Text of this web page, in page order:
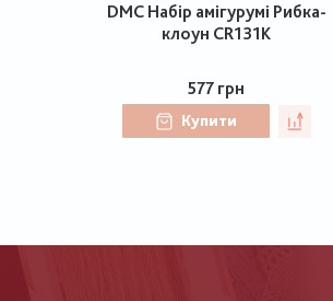
DMC Набір амігурумі Рибка-
клоун CR131K
577 грн
Купити